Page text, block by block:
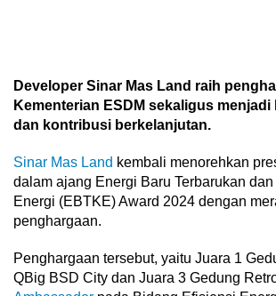
Developer Sinar Mas Land raih
Kementerian ESDM sekaligus
dan kontribusi berkelanjutan.
Sinar Mas Land kembali menorehkan
dalam ajang Energi Baru Terbarukan
Energi (EBTKE) Award 2024 dengan
penghargaan.
Penghargaan tersebut, yaitu Juara 1
QBig BSD City dan Juara 3 Gedung